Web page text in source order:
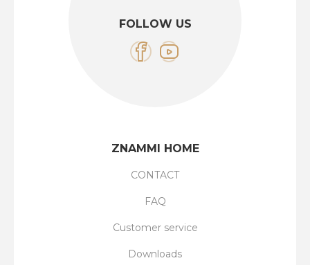
FOLLOW US
ZNAMMI HOME
CONTACT
FAQ
Customer service
Downloads